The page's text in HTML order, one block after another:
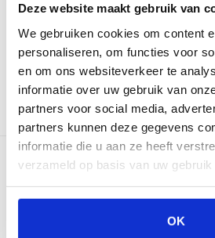
Deze website maakt gebruik van
We gebruiken cookies om content
personaliseren, om functies voor
en om ons websiteverkeer te
informatie over uw gebruik van
partners voor social media,
partners kunnen deze gegevens
informatie die u aan ze heeft
verzameld op basis van uw gebruik
OK
De Weber Bakplaat is ideaal voor het
op de dag. Bak heerlijke knapperige
vroege ochtend. Maak in de middag
barbecue. Geniet 's avonds van
bakplaat. Met deze accessoire is het
gietijzeren bakplaat zorgt ervoor dat
blijft en verdeeld wordt, waardoor jouw
Het oppervlak is eenvoudig te reinigen.
Bekijk dit product in onze